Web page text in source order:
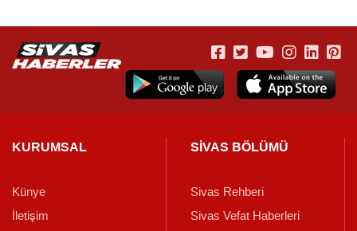
KURUMSAL
Künye
İletişim
SİVAS BÖLÜMÜ
Sivas Rehberi
Sivas Vefat Haberleri